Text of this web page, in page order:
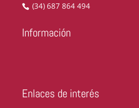
(34) 687 864 494
Información
Enlaces de interés